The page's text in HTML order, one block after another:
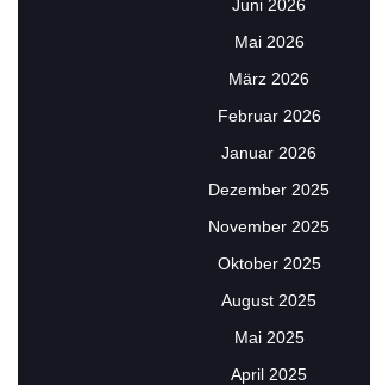
Juni 2026
Mai 2026
März 2026
Februar 2026
Januar 2026
Dezember 2025
November 2025
Oktober 2025
August 2025
Mai 2025
April 2025